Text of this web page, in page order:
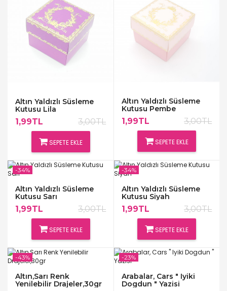
Altın Yaldızlı Süsleme
Kutusu Lila
1,99TL 3,00TL
SEPETE EKLE
Altın Yaldızlı Süsleme
Kutusu Pembe
1,99TL 3,00TL
SEPETE EKLE
Altın Yaldızlı Süsleme
Kutusu Sarı
1,99TL 3,00TL
SEPETE EKLE
-34%
Altın Yaldızlı Süsleme
Kutusu Siyah
1,99TL 3,00TL
SEPETE EKLE
-34%
Altın,Sarı Renk
Yenilebilir Drajeler,30gr
-43%
Arabalar, Cars " Iyiki
Dogdun " Yazisi
-23%